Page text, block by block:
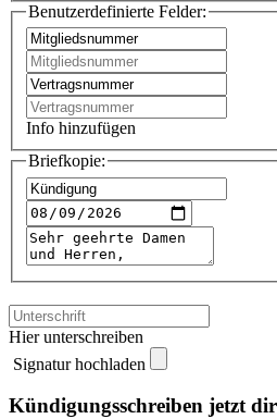
Benutzerdefinierte Felder:
Info hinzufügen
Briefkopie:
Hier unterschreiben
Signatur hochladen
Kündigungsschreiben jetzt